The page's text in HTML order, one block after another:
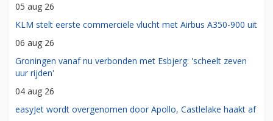
05 aug 26
KLM stelt eerste commerciële vlucht met Airbus A350-900 uit
06 aug 26
Groningen vanaf nu verbonden met Esbjerg: 'scheelt zeven
uur rijden'
04 aug 26
easyJet wordt overgenomen door Apollo, Castlelake haakt af